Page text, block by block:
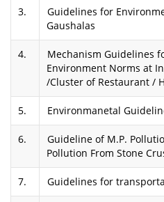
3.
Guidelines for
Gaushalas
4.
Mechanism Guidelines
Environment Norms at
/Cluster of Restaurant /
5. Environmanetal
6.
Guideline of M.P.
Pollution From Stone
7. Guidelines for